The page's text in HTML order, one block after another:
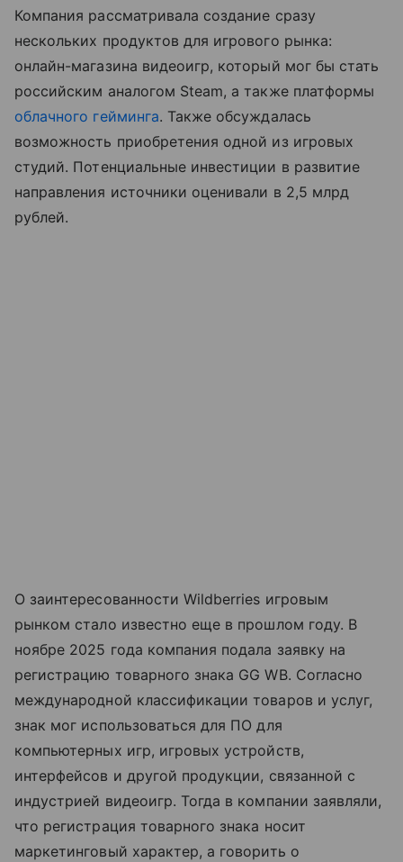
Компания рассматривала создание сразу
нескольких продуктов для игрового рынка:
онлайн-магазина видеоигр, который мог бы стать
российским аналогом Steam, а также платформы
облачного гейминга. Также обсуждалась
возможность приобретения одной из игровых
студий. Потенциальные инвестиции в развитие
направления источники оценивали в 2,5 млрд
рублей.
О заинтересованности Wildberries игровым
рынком стало известно еще в прошлом году. В
ноябре 2025 года компания подала заявку на
регистрацию товарного знака GG WB. Согласно
международной классификации товаров и услуг,
знак мог использоваться для ПО для
компьютерных игр, игровых устройств,
интерфейсов и другой продукции, связанной с
индустрией видеоигр. Тогда в компании заявляли,
что регистрация товарного знака носит
маркетинговый характер, а говорить о